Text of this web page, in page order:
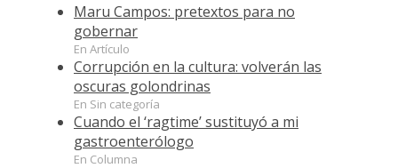
Maru Campos: pretextos para no
gobernar
En Artículo
Corrupción en la cultura: volverán las
oscuras golondrinas
En Sin categoría
Cuando el ‘ragtime’ sustituyó a mi
gastroenterólogo
En Columna